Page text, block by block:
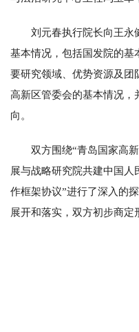
刘元春执行院长向王永
基本情况，包括国发院的基
要研究领域、优势资源及团
高新区管委会的基本情况，
向。
双方围绕“青岛国家高
展与战略研究院共建中国
作框架协议”进行了深入的
展开和落实，双方初步商定